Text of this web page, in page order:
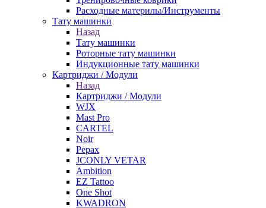
Расходные материлы/Инструменты
Тату машинки
Назад
Тату машинки
Роторные тату машинки
Индукционные тату машинки
Картриджи / Модули
Назад
Картриджи / Модули
WJX
Mast Pro
CARTEL
Noir
Pepax
JCONLY VETAR
Ambition
EZ Tattoo
One Shot
KWADRON